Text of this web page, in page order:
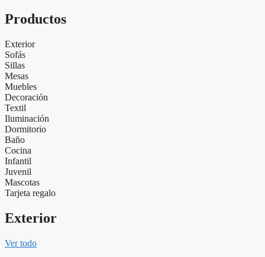
Productos
Exterior
Sofás
Sillas
Mesas
Muebles
Decoración
Textil
Iluminación
Dormitorio
Baño
Cocina
Infantil
Juvenil
Mascotas
Tarjeta regalo
Exterior
Ver todo